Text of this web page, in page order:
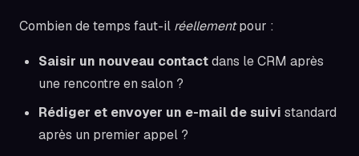
Combien de temps faut-il réellementpour :
Saisir un nouveau contactdans le CRM après
une rencontre en salon ?
Rédiger et envoyer un e-mail de suivi standard
après un premier appel ?